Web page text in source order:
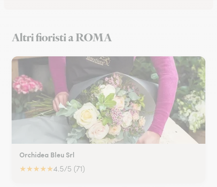
Altri fioristi a ROMA
Orchidea Bleu Srl
★★★★★4.5/5 (71)